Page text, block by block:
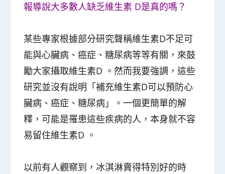
報導說大多數人缺乏維生素 D是真的嗎？
某些專家根據部分研究聲稱維生素D不足可
能與心臟病、癌症、糖尿病等等有關，來鼓
勵大家攝取維生素D 。然而我要強調，這些
研究並沒有說明「補充維生素D可以預防心
臟病、癌症、糖尿病」。一個更簡單的解
釋，可能是罹患這些疾病的人，本身就不容
易留住維生素D 。
以前有人觀察到，冰淇淋賣得特別好的時